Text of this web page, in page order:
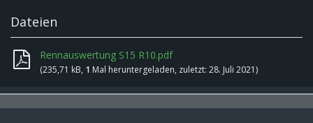
Dateien
Rennauswertung S15 R10.pdf
(235,71 kB, 1 Mal heruntergeladen, zuletzt: 28. Juli 2021)